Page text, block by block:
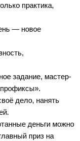
практика,
— новое
задание, мастер-
дело, нанять
деньги можно
приз на